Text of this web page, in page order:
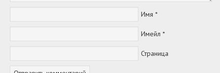
Имя *
Имейл *
Страница